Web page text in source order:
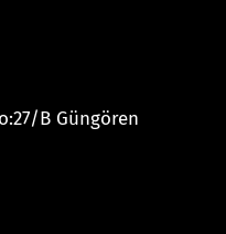
B Güngören